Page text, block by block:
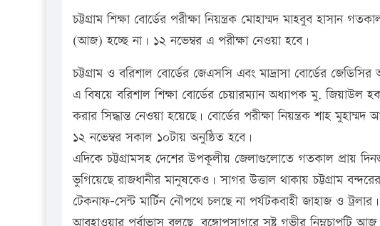
চট্টগ্রাম শিক্ষা বোর্ডের পরীক্ষা নিয়ন্ত্রক মোহাম্মদ মাহবুব হাসান
(আজ) হচ্ছে না। ১২ নভেম্বর এ পরীক্ষা নেওয়া হবে।
চট্টগ্রাম ও বরিশাল বোর্ডের জেএসসি এবং মাদ্রাসা বোর্ডের
এ বিষয়ে বরিশাল শিক্ষা বোর্ডের চেয়ারম্যান অধ্যাপক মু. জিয়াউল
করার সিদ্ধান্ত নেওয়া হয়েছে। বোর্ডের পরীক্ষা নিয়ন্ত্রক শাহ
১২ নভেম্বর সকাল ১০টায় অনুষ্ঠিত হবে।
এদিকে চট্টগ্রামসহ দেশের উপকূলীয় জেলাগুলোতে গতকাল প্রায়
ভুগিয়েছে রাজধানীর মানুষকেও। সাগর উত্তাল থাকায় চট্টগ্রাম
টেকনাফ-সেন্ট মার্টিন নৌপথে চলছে না পর্যটকবাহী জাহাজ ও ট্রলার।